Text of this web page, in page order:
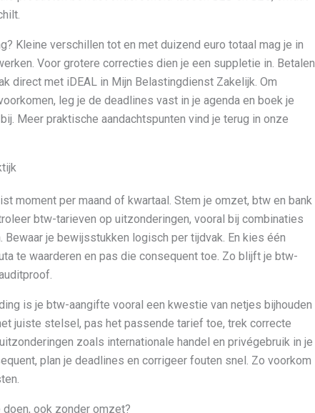
Kleine verschillen tot en met duizend euro totaal mag je in
Voor grotere correcties dien je een suppletie in. Betalen
direct met iDEAL in Mijn Belastingdienst Zakelijk. Om
leg je de deadlines vast in je agenda en boek je
Meer praktische aandachtspunten vind je terug in onze
moment per maand of kwartaal. Stem je omzet, btw en bank
btw-tarieven op uitzonderingen, vooral bij combinaties
Bewaar je bewijsstukken logisch per tijdvak. En kies één
te waarderen en pas die consequent toe. Zo blijft je btw-
is je btw-aangifte vooral een kwestie van netjes bijhouden
juiste stelsel, pas het passende tarief toe, trek correcte
zoals internationale handel en privégebruik in je
plan je deadlines en corrigeer fouten snel. Zo voorkom
ook zonder omzet?